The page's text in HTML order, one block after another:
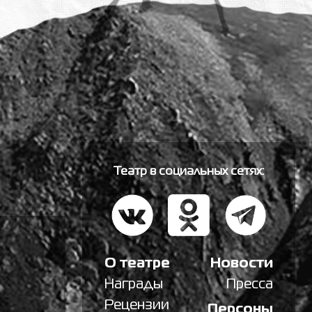
Театр в социальных сетях:
О театре
Награды
Рецензии
Новости
Пресса
Персоны